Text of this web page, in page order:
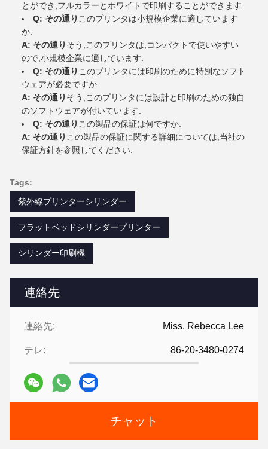
連絡先
連絡先: Miss. Rebecca Lee
テレ: 86-20-3480-0274
チャット
とができ,フルカラーとホワイトで印刷することができます.
Q: その通り このプリンタは小規模企業に適しています
か.
A: その通り そう,このプリンタは,コンパクトで使いやすい
ので,小規模企業に適しています.
Q: その通り このプリンタには印刷のために特別なソフト
ウェアが必要ですか.
A: その通り そう,このプリンタには設計と印刷のための独自
のソフトウェアが付いています.
Q: その通り この製品の保証は何ですか.
A: その通り この製品の保証に関する詳細については,当社の
保証方針を参照してください.
Tags:
紫外線プリンターシリンダー
フラットベッドシリンダープリンター
シリンダー印刷機